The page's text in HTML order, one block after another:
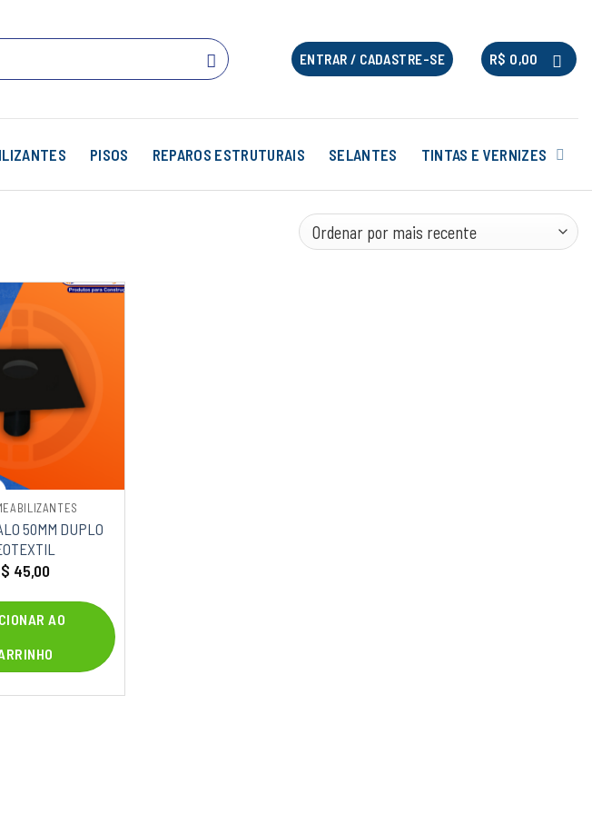
ENTRAR / CADASTRE-SE R$ 0,00
PISOS REPAROS ESTRUTURAIS SELANTES TINTAS E VERNIZES
50MM DUPLO
45,00
AO